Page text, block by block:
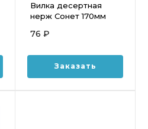
Вилка десертная
нерж Сонет 170мм
76 ₽
Заказать